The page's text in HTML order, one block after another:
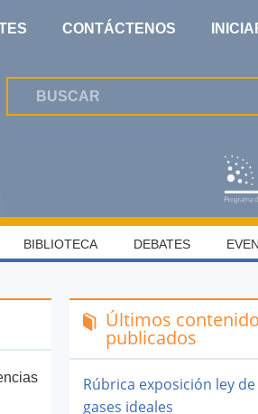
CONTÁCTENOS
Últimos
publicados
Rúbrica exposición ley
gases ideales
BIBLIOTECA DEBATES